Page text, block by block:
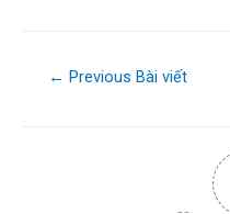
← Previous Bài viết